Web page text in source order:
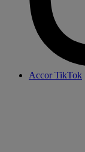
Accor TikTok